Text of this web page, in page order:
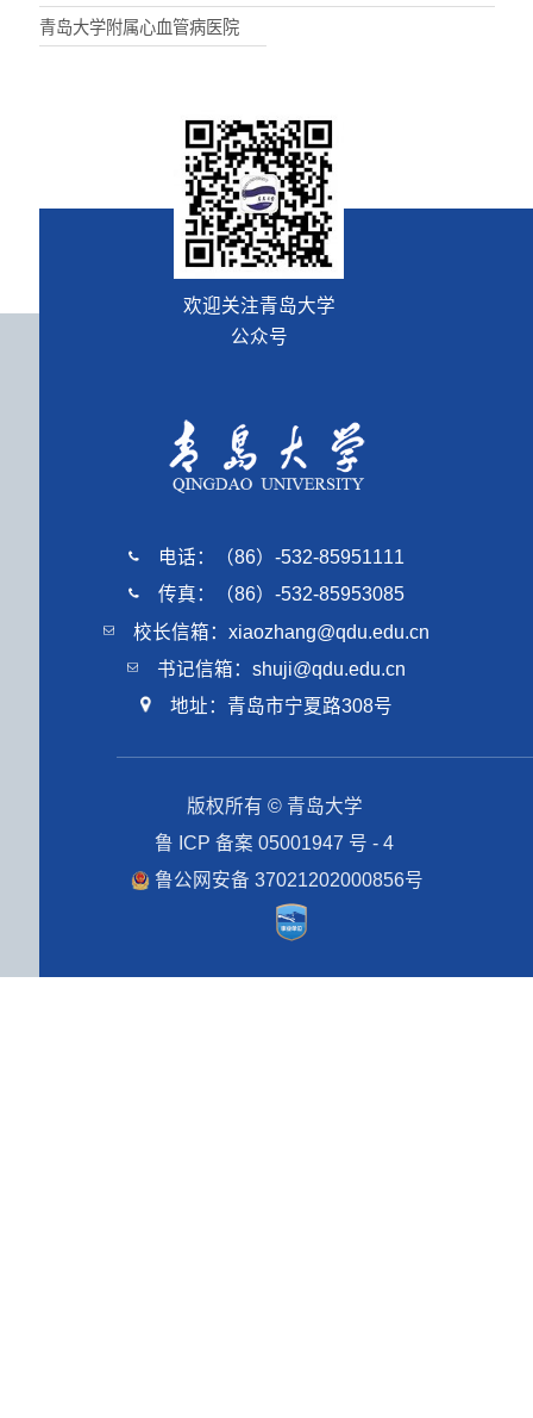
青岛大学附属心血管病医院
欢迎关注青岛大学
公众号
电话：（86）-532-85951111
传真：（86）-532-85953085
校长信箱：xiaozhang@qdu.edu.cn
书记信箱：shuji@qdu.edu.cn
地址：青岛市宁夏路308号
版权所有 © 青岛大学
鲁 ICP 备案 05001947 号 - 4
鲁公网安备 37021202000856号